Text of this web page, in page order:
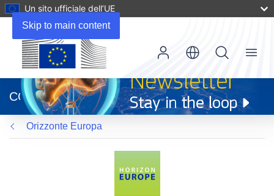
Skip to main content
Un sito ufficiale dell’UE
apre
in
una
nuova
finestra)
CORDIS
Menu
Orizzonte Europa